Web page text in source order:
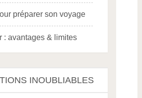
préparer son voyage
: avantages & limites
INOUBLIABLES